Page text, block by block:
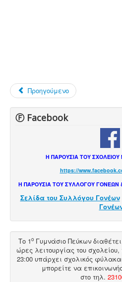
Προηγούμενο
Ⓕ Facebook
Η ΠΑΡΟΥΣΙΑ ΤΟΥ ΣΧΟΛΕΙΟΥ
https://
Η ΠΑΡΟΥΣΙΑ ΤΟΥ ΣΥΛΛΟΓΟΥ ΓΟΝΕΩΝ
Σελίδα του Συλλόγου Γονέων
Το 1ο Γυμνάσιο Πεύκων διαθέτει
ώρες λειτουργίας του σχολείου,
23:00 υπάρχει σχολικός
μπορείτε να
στο τηλ.